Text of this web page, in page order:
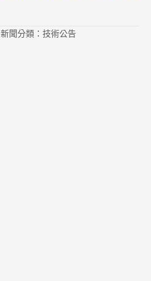
新聞分類：技術公告